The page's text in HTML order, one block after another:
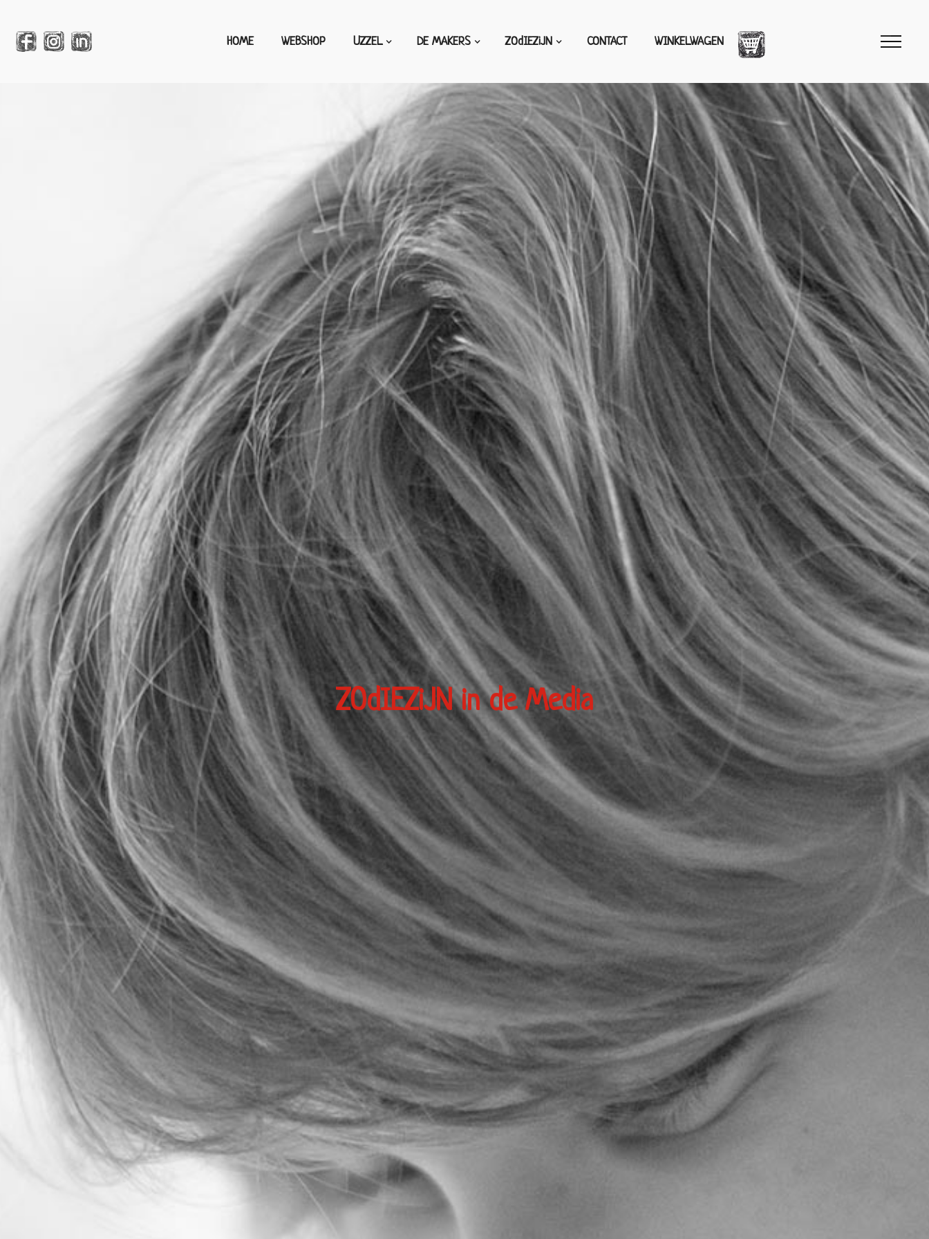
HOME WEBSHOP UZZEL DE MAKERS ZOdIEZiJN CONTACT WINKELWAGEN
ZOdIEZiJN in de Media